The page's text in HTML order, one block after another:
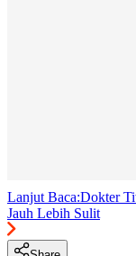
Lanjut Baca:Dokter
Jauh Lebih Sulit